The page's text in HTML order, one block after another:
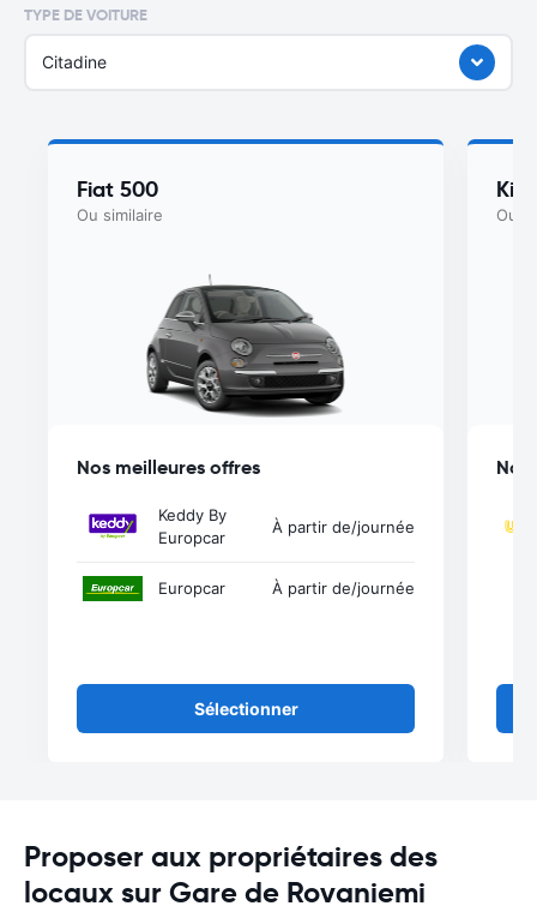
TYPE DE VOITURE
Citadine
Fiat 500
Ou similaire
Nos meilleures offres
Keddy By
Europcar
À partir de/journée
Europcar À partir de/journée
Sélectionner
Kia
Ou
Nos
Proposer aux propriétaires des
locaux sur Gare de Rovaniemi